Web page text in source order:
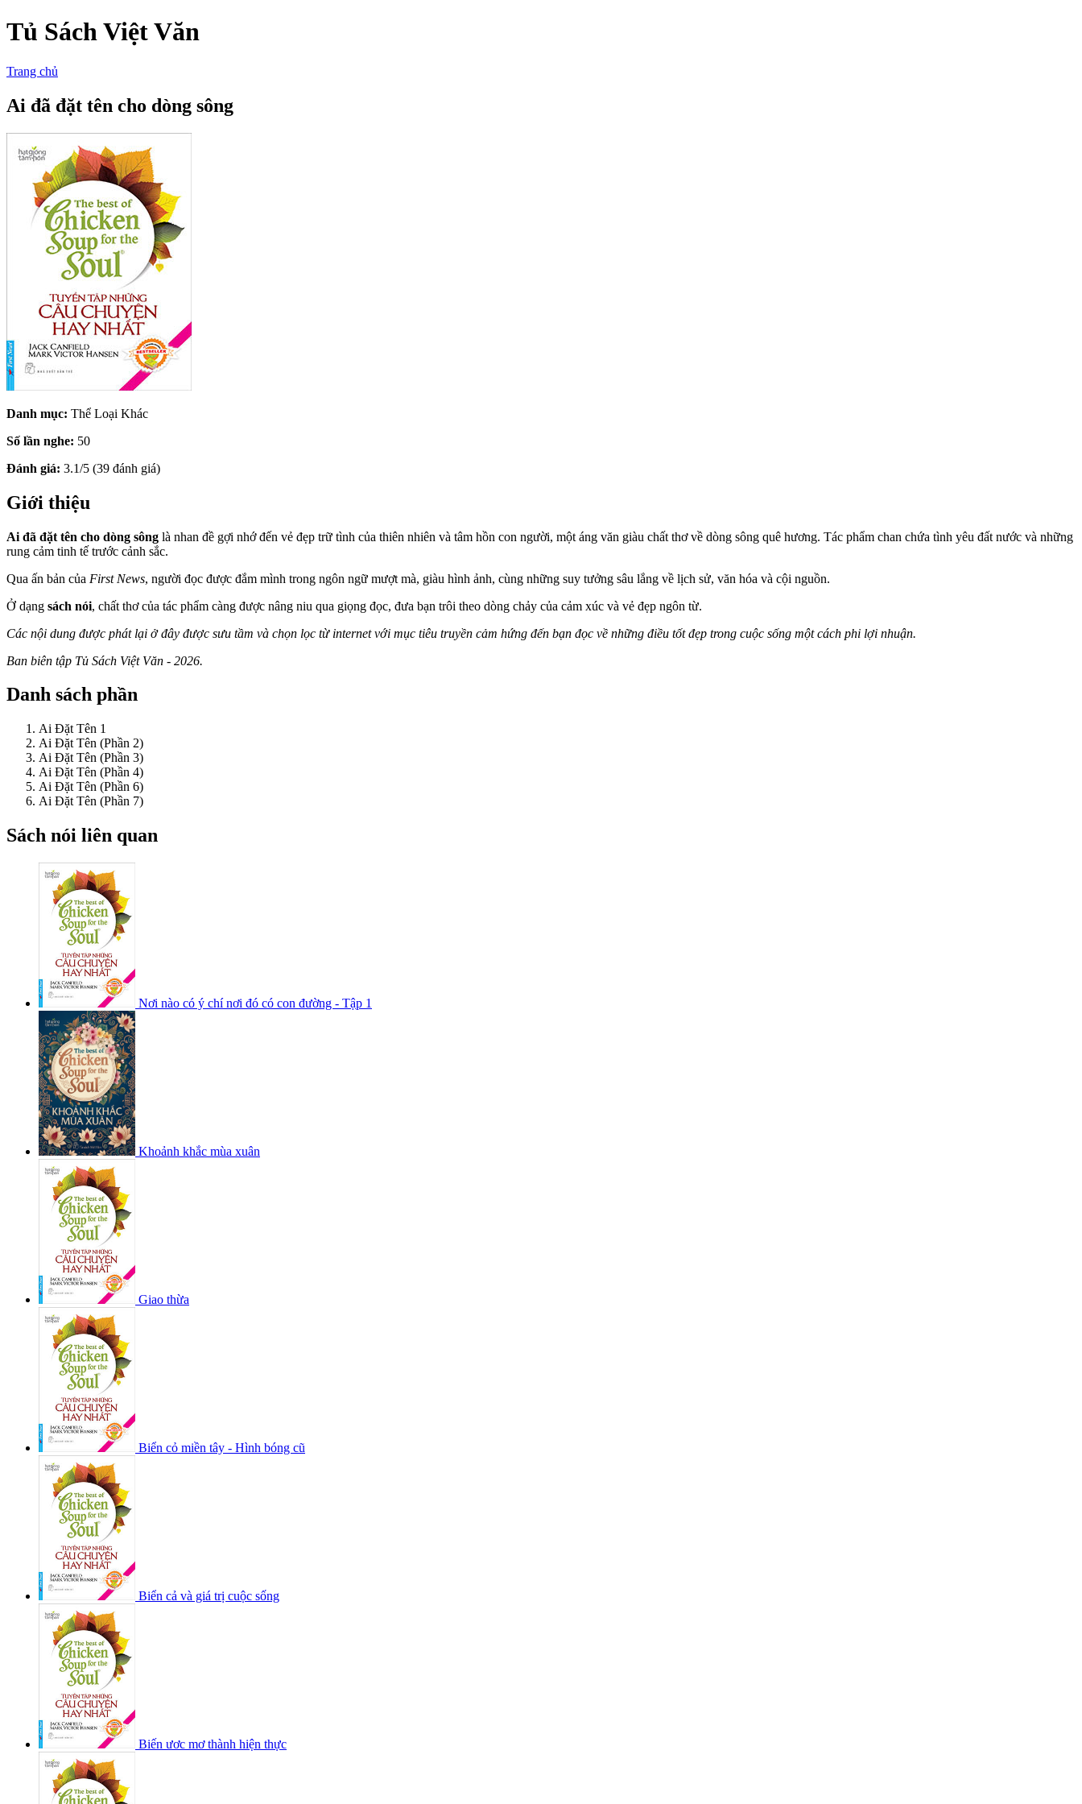
Tủ Sách Việt Văn
Trang chủ
Ai đã đặt tên cho dòng sông
Danh mục: Thể Loại Khác
Số lần nghe: 50
Đánh giá: 3.1/5 (39 đánh giá)
Giới thiệu
Ai đã đặt tên cho dòng sông là nhan đề gợi nhớ đến vẻ đẹp trữ tình của thiên nhiên và tâm hồn con người, một áng văn giàu chất thơ về dòng sông quê hương. Tác phẩm chan chứa tình yêu đất nước và những
rung cảm tinh tế trước cảnh sắc.
Qua ấn bản của First News, người đọc được đắm mình trong ngôn ngữ mượt mà, giàu hình ảnh, cùng những suy tưởng sâu lắng về lịch sử, văn hóa và cội nguồn.
Ở dạng sách nói, chất thơ của tác phẩm càng được nâng niu qua giọng đọc, đưa bạn trôi theo dòng chảy của cảm xúc và vẻ đẹp ngôn từ.
Các nội dung được phát lại ở đây được sưu tầm và chọn lọc từ internet với mục tiêu truyền cảm hứng đến bạn đọc về những điều tốt đẹp trong cuộc sống một cách phi lợi nhuận.
Ban biên tập Tủ Sách Việt Văn - 2026.
Danh sách phần
Ai Đặt Tên 1
Ai Đặt Tên (Phần 2)
Ai Đặt Tên (Phần 3)
Ai Đặt Tên (Phần 4)
Ai Đặt Tên (Phần 6)
Ai Đặt Tên (Phần 7)
Sách nói liên quan
Nơi nào có ý chí nơi đó có con đường - Tập 1
Khoảnh khắc mùa xuân
Giao thừa
Biển cỏ miền tây - Hình bóng cũ
Biển cả và giá trị cuộc sống
Biến ươc mơ thành hiện thực